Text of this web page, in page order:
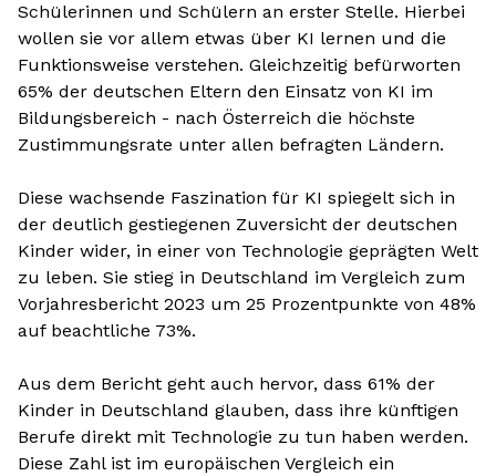
Schülerinnen und Schülern an erster Stelle. Hierbei
wollen sie vor allem etwas über KI lernen und die
Funktionsweise verstehen. Gleichzeitig befürworten
65% der deutschen Eltern den Einsatz von KI im
Bildungsbereich - nach Österreich die höchste
Zustimmungsrate unter allen befragten Ländern.
Diese wachsende Faszination für KI spiegelt sich in
der deutlich gestiegenen Zuversicht der deutschen
Kinder wider, in einer von Technologie geprägten Welt
zu leben. Sie stieg in Deutschland im Vergleich zum
Vorjahresbericht 2023 um 25 Prozentpunkte von 48%
auf beachtliche 73%.
Aus dem Bericht geht auch hervor, dass 61% der
Kinder in Deutschland glauben, dass ihre künftigen
Berufe direkt mit Technologie zu tun haben werden.
Diese Zahl ist im europäischen Vergleich ein